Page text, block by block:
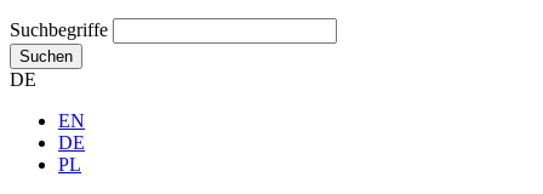
Suchbegriffe
Suchen
DE
EN
DE
PL